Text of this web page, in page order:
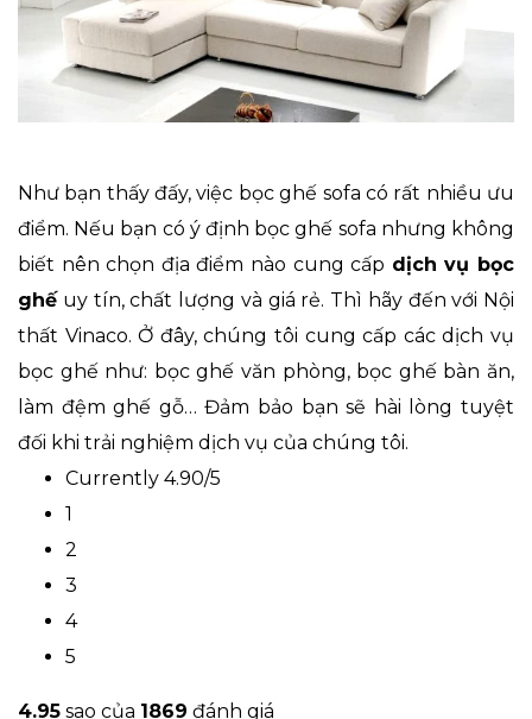
Như bạn thấy đấy, việc bọc ghế sofa có rất nhiều ưu
điểm. Nếu bạn có ý định bọc ghế sofa nhưng không
biết nên chọn địa điểm nào cung cấp dịch vụ bọc
ghếuy tín, chất lượng và giá rẻ. Thì hãy đến với Nội
thất Vinaco. Ở đây, chúng tôi cung cấp các dịch vụ
bọc ghế như: bọc ghế văn phòng, bọc ghế bàn ăn,
làm đệm ghế gỗ… Đảm bảo bạn sẽ hài lòng tuyệt
đối khi trải nghiệm dịch vụ của chúng tôi.
Currently 4.90/5
1
2
3
4
5
4.95 sao của 1869 đánh giá